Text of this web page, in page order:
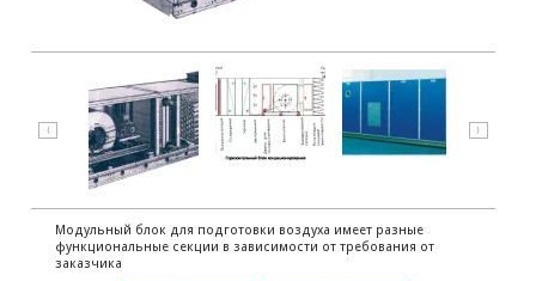
⟨ ⟩
Модульный блок для подготовки воздуха имеет разные
функциональные секции в зависимости от требования от
заказчика